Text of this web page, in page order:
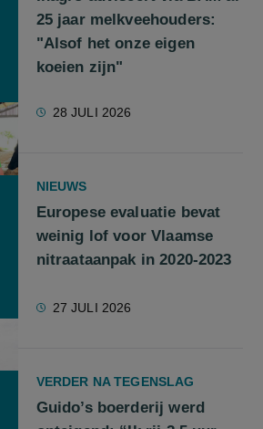
25 jaar melkveehouders:
"Alsof het onze eigen
koeien zijn"
28 JULI 2026
NIEUWS
Europese evaluatie bevat
weinig lof voor Vlaamse
nitraataanpak in 2020-2023
27 JULI 2026
VERDER NA TEGENSLAG
Guido’s boerderij werd